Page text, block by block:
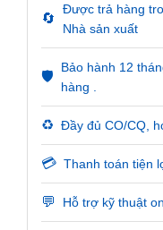
🔄
Được trả hàng
Nhà sản xuất
🛡️
Bảo hành 12
hàng .
♻️ Đầy đủ CO/CQ,
💳 Thanh toán tiện
💬 Hỗ trợ kỹ thuật